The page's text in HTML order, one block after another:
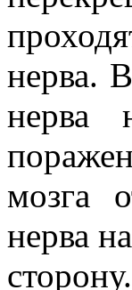
нерва.
нерва
мозга
нерва